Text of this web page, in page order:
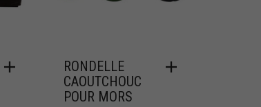
RONDELLE
CAOUTCHOUC
POUR MORS